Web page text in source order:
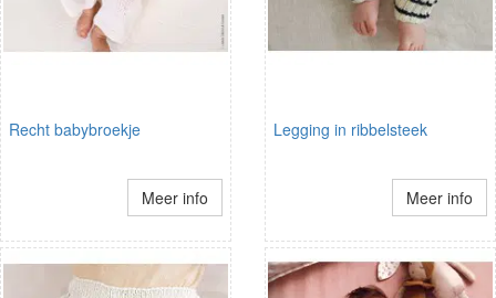
Recht babybroekje
Meer info
Legging in ribbelsteek
Meer info